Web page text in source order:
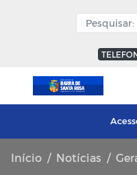
Início Notícias